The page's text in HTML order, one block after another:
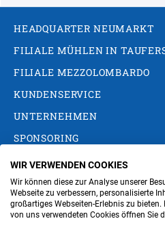
HEADQUARTER NEUMARKT
FILIALE MÜHLEN IN
FILIALE MEZZOLOMBARDO
KUNDENSERVICE
UNTERNEHMEN
SPONSORING
AGB Privacy Policy
Cookie-Einstellungen ändern
WIR VERWENDEN COOKIES
Wir können diese zur Analyse unserer
Webseite zu verbessern, personalisierte
großartiges Webseiten-Erlebnis zu
von uns verwendeten Cookies öffnen Sie